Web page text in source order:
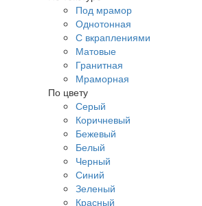
Под мрамор
Однотонная
С вкраплениями
Матовые
Гранитная
Мраморная
По цвету
Серый
Коричневый
Бежевый
Белый
Черный
Синий
Зеленый
Красный